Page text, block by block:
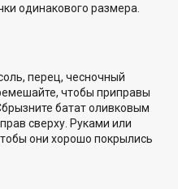
одинакового размера.
перец, чесночный
чтобы приправы
батат оливковым
сверху. Руками или
они хорошо покрылись